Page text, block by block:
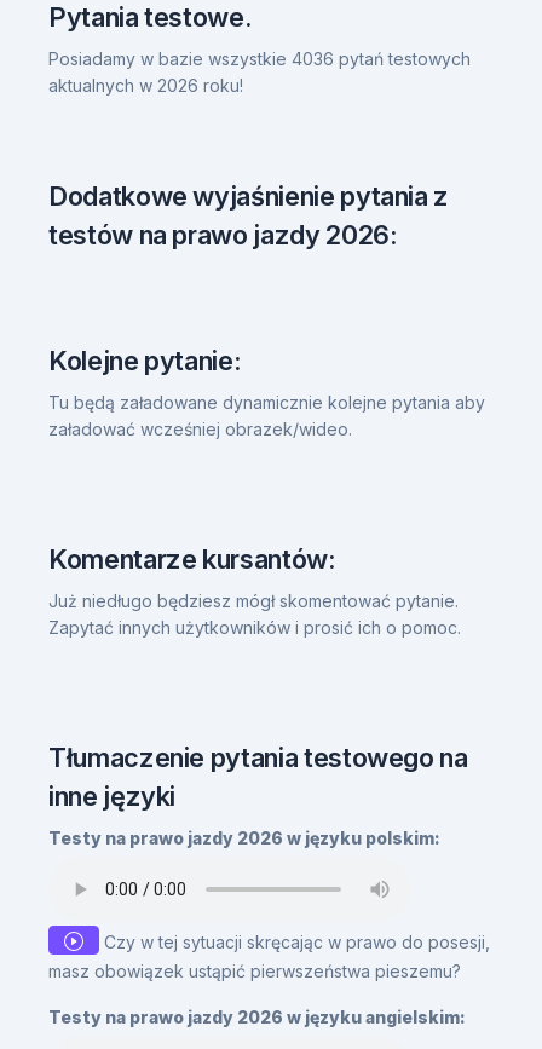
Pytania testowe.
Posiadamy w bazie wszystkie 4036 pytań testowych
aktualnych w 2026 roku!
Dodatkowe wyjaśnienie pytania z
testów na prawo jazdy 2026:
Kolejne pytanie:
Tu będą załadowane dynamicznie kolejne pytania aby
załadować wcześniej obrazek/wideo.
Komentarze kursantów:
Już niedługo będziesz mógł skomentować pytanie.
Zapytać innych użytkowników i prosić ich o pomoc.
Tłumaczenie pytania testowego na
inne języki
Testy na prawo jazdy 2026 w języku polskim:
Czy w tej sytuacji skręcając w prawo do posesji,
masz obowiązek ustąpić pierwszeństwa pieszemu?
Testy na prawo jazdy 2026 w języku angielskim: